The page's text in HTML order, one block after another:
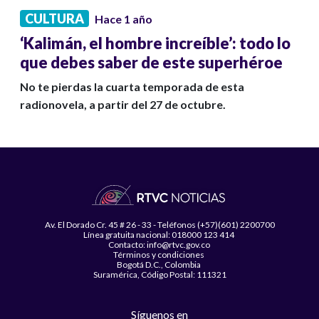
CULTURA Hace 1 año
‘Kalimán, el hombre increíble’: todo lo
que debes saber de este superhéroe
No te pierdas la cuarta temporada de esta
radionovela, a partir del 27 de octubre.
Av. El Dorado Cr. 45 # 26 - 33 - Teléfonos (+57)(601) 2200700
Línea gratuita nacional: 018000 123 414
Contacto: info@rtvc.gov.co
Términos y condiciones
Bogotá D.C., Colombia
Suramérica, Código Postal: 111321
Síguenos en